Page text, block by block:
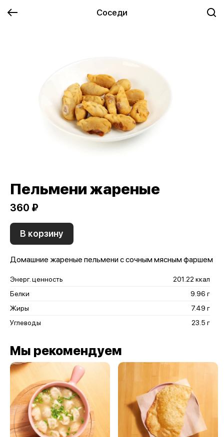
Соседи
Пельмени жареные
360 ₽
В корзину
Домашние жареные пельмени с сочным мясным фаршем
Энерг. ценность
201.22 ккал
Белки
9.96 г
Жиры
7.49 г
Углеводы
23.5 г
Мы рекомендуем